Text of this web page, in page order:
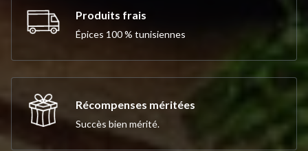
Produits frais
Épices 100 % tunisiennes
Récompenses méritées
Succès bien mérité.